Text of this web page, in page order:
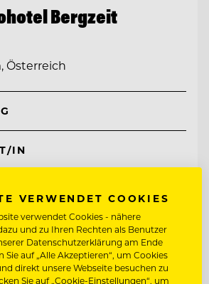
Bergzeit
Österreich
IN
VERWENDET COOKIES
verwendet Cookies - nähere
und zu Ihren Rechten als Benutzer
Datenschutzerklärung am Ende
Sie auf „Alle Akzeptieren“, um Cookies
direkt unsere Webseite besuchen zu
Sie auf „Cookie-Einstellungen“, um